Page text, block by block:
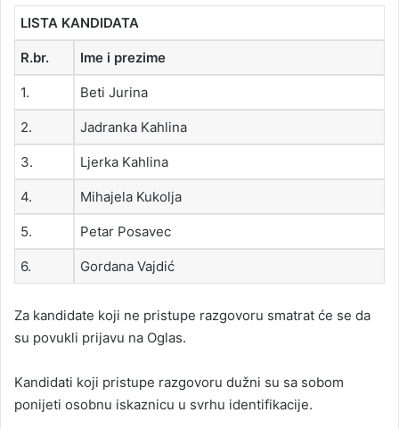
LISTA KANDIDATA
R.br. Ime i prezime
1. Beti Jurina
2. Jadranka Kahlina
3. Ljerka Kahlina
4. Mihajela Kukolja
5. Petar Posavec
6. Gordana Vajdić
Za kandidate koji ne pristupe razgovoru smatrat će se da
su povukli prijavu na Oglas.
Kandidati koji pristupe razgovoru dužni su sa sobom
ponijeti osobnu iskaznicu u svrhu identifikacije.